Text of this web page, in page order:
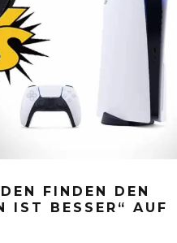
FINDEN DEN
IST BESSER“ AUF